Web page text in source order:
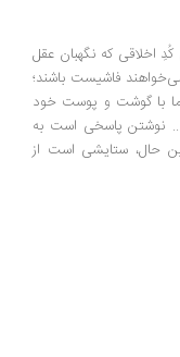
که نگهبان عقل
فاشیست باشند؛
و پوست خود
پاسخی است به
ستایشی است از